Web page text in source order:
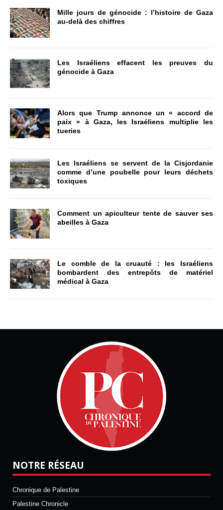
Mille jours de génocide : l’histoire de Gaza
au-delà des chiffres
Les Israéliens effacent les preuves du
génocide à Gaza
Alors que Trump annonce un « accord de
paix » à Gaza, les Israéliens multiplie les
tueries
Les Israéliens se servent de la Cisjordanie
comme d’une poubelle pour leurs déchets
toxiques
Comment un apiculteur tente de sauver ses
abeilles à Gaza
Le comble de la cruauté : les Israéliens
bombardent des entrepôts de matériel
médical à Gaza
NOTRE RÉSEAU
Chronique de Palestine
Palestine Chronicle